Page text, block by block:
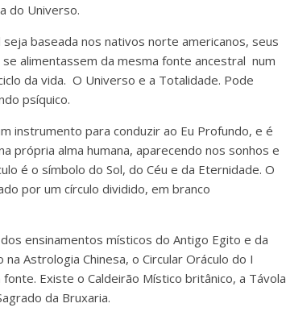
do Universo.
baseada nos nativos norte americanos, seus
alimentassem da mesma fonte ancestral num
da vida. O Universo e a Totalidade. Pode
psíquico.
instrumento para conduzir ao Eu Profundo, e é
própria alma humana, aparecendo nos sonhos e
é o símbolo do Sol, do Céu e da Eternidade. O
por um círculo dividido, em branco
ensinamentos místicos do Antigo Egito e da
Astrologia Chinesa, o Circular Oráculo do I
Existe o Caldeirão Místico britânico, a Távola
da Bruxaria.